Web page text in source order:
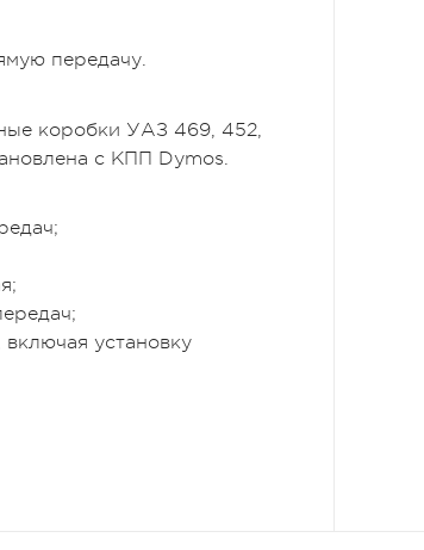
передачу.
коробки УАЗ 469, 452,
с КПП Dymos.
установку